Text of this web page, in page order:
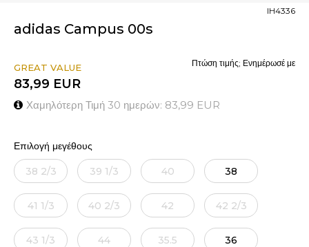
adidas Campus 00s
IH4336
GREAT VALUE
83,99 EUR
Χαμηλότερη Τιμή 30 ημερών: 83,99 EUR
Πτώση τιμής; Ενημέρωσέ με
Επιλογή μεγέθους
38 2/3 39 1/3 40 38
41 1/3 40 2/3 42 42 2/3
43 1/3 44 35.5 36